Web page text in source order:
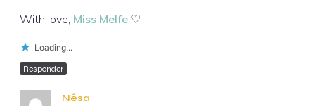
With love, Miss Melfe ♡
Loading...
Responder
Nêsa